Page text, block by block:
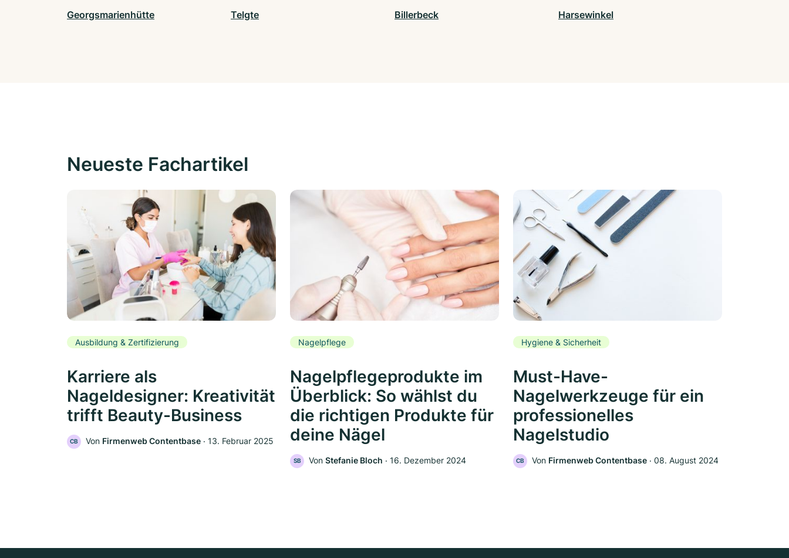
Georgsmarienhütte Telgte Billerbeck Harsewinkel
Neueste Fachartikel
Ausbildung & Zertifizierung
Karriere als
Nageldesigner: Kreativität
trifft Beauty-Business
CB Von Firmenweb Contentbase ‧ 13. Februar 2025
Nagelpflege
Nagelpflegeprodukte im
Überblick: So wählst du
die richtigen Produkte für
deine Nägel
SB Von Stefanie Bloch ‧ 16. Dezember 2024
Hygiene & Sicherheit
Must-Have-
Nagelwerkzeuge für ein
professionelles
Nagelstudio
CB Von Firmenweb Contentbase ‧ 08. August 2024